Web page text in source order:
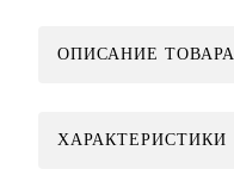
ОПИСАНИЕ ТОВАРА
ХАРАКТЕРИСТИКИ